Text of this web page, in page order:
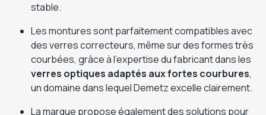
stable.
Les montures sont parfaitement compatibles avec
des verres correcteurs, même sur des formes très
courbées, grâce à l’expertise du fabricant dans les
verres optiques adaptés aux fortes courbures,
un domaine dans lequel Demetz excelle clairement.
La marque propose également des solutions pour